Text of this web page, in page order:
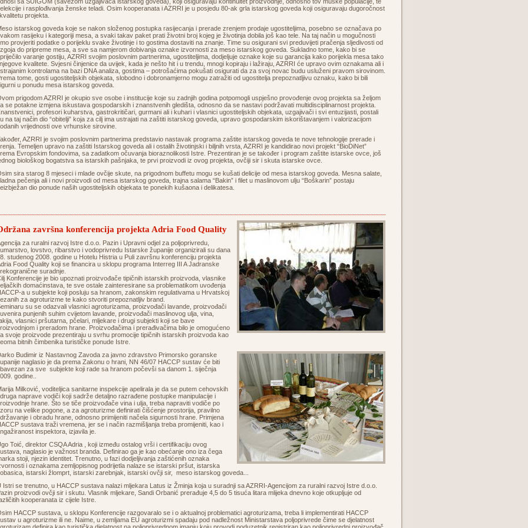
i rasplođivanja ženske teladi. Osim kooperanata i AZRRI je u posjedu 80-ak grla istarskog goveda koji osiguravaju dugoročnost
projekta.
istarskog goveda koje se nakon složenog postupka rasijecanja i prerade zrenjem prodaje ugostiteljima, posebno se označava po
rasijeku i kategoriji mesa, a svaki takav paket prati životni broj kojeg je životinja dobila još kao tele. Na taj način u mogučnosti
provjeriti podatke o porijeklu svake životinje i to gostima dostaviti na znanje. Time su osigurani svi preduvijeti pračenja sljedivosti od
do pripreme mesa, a sve sa namjerom dobivanja oznake izvornosti za meso istarskog goveda. Sukladno tome, kako bi se
varanje gostiju, AZRRI svojim poslovnim partnerima, ugostiteljima, dodjeljuje oznake koje su garancija kako porijekla mesa tako
kvalitete. Svjesni činjenice da uvijek, kada je nešto hit i u trendu, mnogi kopiraju i lažiraju, AZRRI će upravo ovim oznakama ali i
kontrolama na bazi DNA analiza, gostima – potrošaćima pokušati osigurati da za svoj novac budu usluženi pravom sirovinom.
tome, gosti ugostiteljskih objekata, slobodno i dobronamjerno mogu zatražiti od ugostitelja prepoznatljivu oznaku, kako bi bili
u ponudu mesa istarskog goveda.
prigodom AZRRI je okupio sve osobe i institucije koje su zadnjih godina potpomogli uspješno provođenje ovog projekta sa željom
se potakne izmjena iskustava gospodarskih i znanstvenih gledišta, odnosno da se nastavi podržavati multidisciplinarnost projekta.
profesori kuharstva, gastrokritičari, gurmani ali i kuhari i vlasnici ugostiteljskih objekata, uzgajivači i svi entuzijasti, postali
na taj način dio “obitelji” koja za cilj ima ustrajati na zaštiti istarskog goveda, upravo gospodarskim iskorištavanjem i valorizacijom
vrijednosti ove vrhunske sirovine.
AZRRI je svojim poslovnim partnerima predstavio nastavak programa zaštite istarskog goveda te nove tehnologije prerade i
Temeljen upravo na zaštiti Istarskog goveda ali i ostalih životinjski i biljnih vrsta, AZRRI je kandidirao novi projekt “BioDiNet”
Evropskim fondovima, sa zadatkom očuvanja bioraznolikosti Istre. Prezentiran je se također i program zaštite istarske ovce, još
biološkog bogatstva sa istarskih pašnjaka, te prvi proizvodi iz ovog projekta, ovčiji sir i skuta istarske ovce.
sira starog 8 mjeseci i mlade ovčije skute, na prigodnom buffetu mogu se kušati delicije od mesa istarskog goveda. Mesna salate,
pečenja ali i novi proizvodi od mesa istarskog goveda, trajna salama “Bakin” i filet u maslinovom ulju “Boškarin” postaju
dio ponude naših ugostiteljskih objekata te ponekih kušaona i delikatesa.
završna konferencija projekta Adria Food Quality
za ruralni razvoj Istre d.o.o. Pazin i Upravni odjel za poljoprivredu,
lovstvo, ribarstvo i vodoprivredu Istarske županije organizirali su dana
studenog 2008. godine u Hotelu Histria u Puli završnu konferenciju projekta
Food Quality koji se financira u sklopu programa Interreg III A Jadranske
suradnje.
Konferencije je bio upoznati proizvođače tipičnih istarskih proizvoda, vlasnike
domaćinstava, te sve ostale zainteresirane sa problematikom uvođenja
a u subjekte koji posluju sa hranom, zakonskim regulativama u Hrvatskoj
za agroturizme te kako stvoriti prepoznatljiv brand.
su se odazvali vlasnici agroturizama, proizvođači lavande, proizvođači
punjenih suhim cvijetom lavande, proizvođači maslinovog ulja, vina,
vlasnici pršutarna, pčelari, mljekare i drugi subjekti koji se bave
i preradom hrane. Proizvođačima i prerađivačima bilo je omogućeno
svoje proizvode prezentiraju u svrhu promocije tipičnih istarskih proizvoda kao
bitnih čimbenika turističke ponude Istre.
Budimir iz Nastavnog Zavoda za javno zdravstvo Primorsko goranske
naglasio je da prema Zakonu o hrani, NN 46/07 HACCP sustav će biti
za sve subjekte koji rade sa hranom počevši sa danom 1. siječnja
godine..
Milković, voditeljica sanitarne inspekcije apelirala je da se putem cehovskih
naprave vodiči koji sadrže detaljno razrađene postupke manipulacije i
hrane. Što se tiče proizvođače vina i ulja, treba napraviti vodiče po
na velike pogone, a za agroturizme definirati čišćenje prostorija, pravilno
i obradu hrane, odnosno primijeniti načela sigurnosti hrane. Primjena
sustava traži vremena, jer se i način razmišljanja treba promijeniti, kao i
inspektora, izjavila je.
Toić, direktor CSQA Adria , koji između ostalog vrši i certifikaciju ovog
naglasio je važnost branda. Definirao ga je kao obećanje ono iza čega
stoji, njezin identitet. Trenutno, u fazi dodjeljivanja zaštićenih oznaka
i oznakama zemljopisnog podrijetla nalaze se istarski pršut, istarska
istarski žlomprt, istarski zarebnjak, istarski ovčji sir, meso istarskog goveda...
Istri se trenutno, u HACCP sustava nalazi mljekara Latus iz Žminja koja u suradnji sa AZRRI-Agencijom za ruralni razvoj Istre d.o.o.
proizvodi ovčji sir i skutu. Vlasnik mljekare, Sandi Orbanić prerađuje 4,5 do 5 tisuća litara mlijeka dnevno koje otkupljuje od
kooperanata iz cijele Istre.
HACCP sustava, u sklopu Konferencije razgovaralo se i o aktualnoj problematici agroturizama, treba li implementirati HACCP
u agroturizme ili ne. Naime, u zemljama EU agroturizmi spadaju pod nadležnost Ministarstava poljoprivrede čime se djelatnost